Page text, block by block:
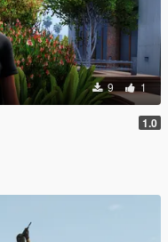
9 1
1.0